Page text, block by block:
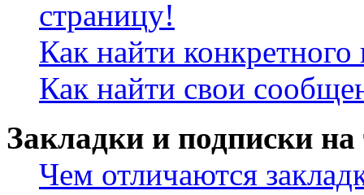
страницу!
Как найти конкретного
Как найти свои
Закладки и подписки
Чем отличаются